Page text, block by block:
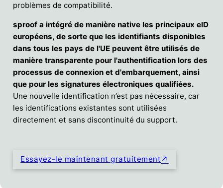
problèmes de compatibilité.
sproof a intégré de manière native les principaux eID
européens, de sorte que les identifiants disponibles
dans tous les pays de l'UE peuvent être utilisés de
manière transparente pour l'authentification lors des
processus de connexion et d'embarquement, ainsi
que pour les signatures électroniques qualifiées.
Une nouvelle identification n’est pas nécessaire, car
les identifications existantes sont utilisées
directement et sans discontinuité du support.
Essayez-le maintenant gratuitement